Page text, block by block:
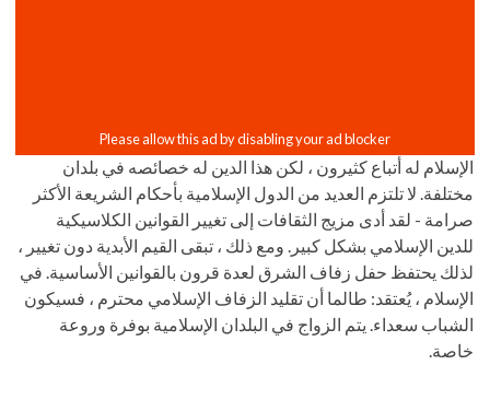
الإسلام له أتباع كثيرون ، لكن هذا الدين له خصائصه في بلدان
مختلفة. لا تلتزم العديد من الدول الإسلامية بأحكام الشريعة الأكثر
صرامة - لقد أدى مزيج الثقافات إلى تغيير القوانين الكلاسيكية
للدين الإسلامي بشكل كبير. ومع ذلك ، تبقى القيم الأبدية دون تغيير ،
لذلك يحتفظ حفل زفاف الشرق لعدة قرون بالقوانين الأساسية. في
الإسلام ، يُعتقد: طالما أن تقليد الزفاف الإسلامي محترم ، فسيكون
الشباب سعداء. يتم الزواج في البلدان الإسلامية بوفرة وروعة
خاصة.